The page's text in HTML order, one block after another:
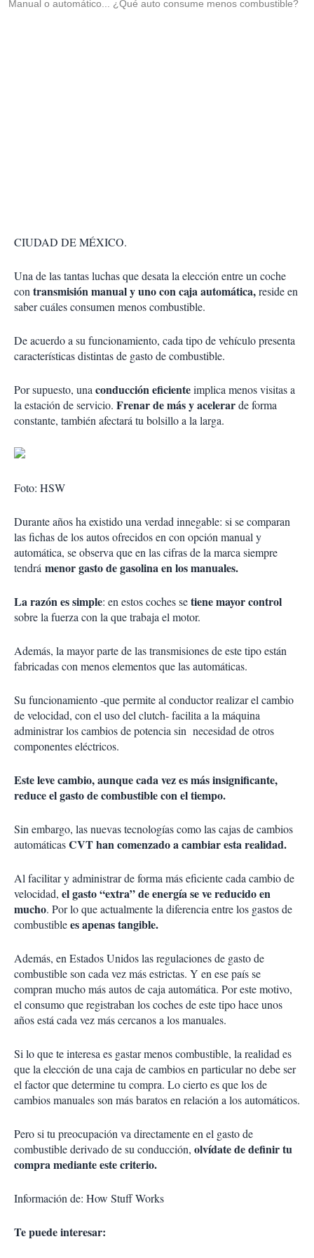
Manual o automático... ¿Qué auto consume menos combustible?
CIUDAD DE MÉXICO.
Una de las tantas luchas que desata la elección entre un coche
contransmisión manual y uno con caja automática,reside en
saber cuáles consumen menos combustible.
De acuerdo a su funcionamiento, cada tipo de vehículo presenta
características distintas de gasto de combustible.
Por supuesto, unaconducción eficienteimplica menos visitas a
la estación de servicio. Frenar de más y acelerarde forma
constante, también afectará tu bolsillo a la larga.
Foto: HSW
Durante años ha existido una verdad innegable: si se comparan
las fichas de los autos ofrecidos en con opción manual y
automática, se observa que en las cifras de la marca siempre
tendrá menor gasto de gasolina en los manuales.
La razón es simple: en estos coches setiene mayor control
sobre la fuerza con la que trabaja el motor.
Además, la mayor parte de las transmisiones de este tipo están
fabricadas con menos elementos que las automáticas.
Su funcionamiento -que permite al conductor realizar el cambio
de velocidad, con el uso del clutch- facilita a la máquina
administrar los cambios de potencia sin necesidad de otros
componentes eléctricos.
Este leve cambio, aunque cada vez es más insignificante,
reduce el gasto de combustible con el tiempo.
Sin embargo, las nuevas tecnologías como las cajas de cambios
automáticasCVT han comenzado a cambiar esta realidad.
Al facilitar y administrar de forma más eficiente cada cambio de
velocidad, el gasto “extra” de energía se ve reducido en
mucho. Por lo que actualmente la diferencia entre los gastos de
combustiblees apenas tangible.
Además, en Estados Unidos las regulaciones de gasto de
combustible son cada vez más estrictas. Y en ese país se
compran mucho más autos de caja automática. Por este motivo,
el consumo que registraban los coches de este tipo hace unos
años está cada vez más cercanos a los manuales.
Si lo que te interesa es gastar menos combustible, la realidad es
que la elección de una caja de cambios en particular no debe ser
el factor que determine tu compra. Lo cierto es que los de
cambios manuales son más baratos en relación a los automáticos.
Pero si tu preocupación va directamente en el gasto de
combustible derivado de su conducción, olvídate de definir tu
compra mediante este criterio.
Información de: How Stuff Works
Te puede interesar: